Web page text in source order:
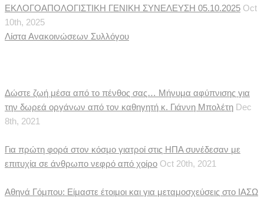
ΕΚΛΟΓΟΑΠΟΛΟΓΙΣΤΙΚΗ ΓΕΝΙΚΗ ΣΥΝΕΛΕΥΣΗ 05.10.2025 Oct
10th, 2025
Λίστα Ανακοινώσεων Συλλόγου
Δώστε ζωή μέσα από το πένθος σας… Μήνυμα αφύπνισης για
την δωρεά οργάνων από τον καθηγητή κ. Γιάννη Μπολέτη Dec
8th, 2021
Για πρώτη φορά στον κόσμο γιατροί στις ΗΠΑ συνέδεσαν με
επιτυχία σε άνθρωπο νεφρό από χοίρο Oct 20th, 2021
Αθηνά Γόμπου: Είμαστε έτοιμοι και για μεταμοσχεύσεις στο ΙΑΣΩ